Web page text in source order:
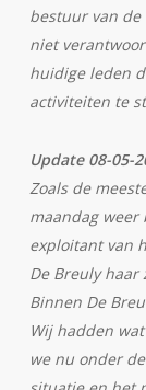
bestuur van
niet
huidige leden
activiteiten te
Update 08-05-
Zoals de
maandag weer
exploitant van
De Breuly haar
Binnen De
Wij hadden
we nu onder